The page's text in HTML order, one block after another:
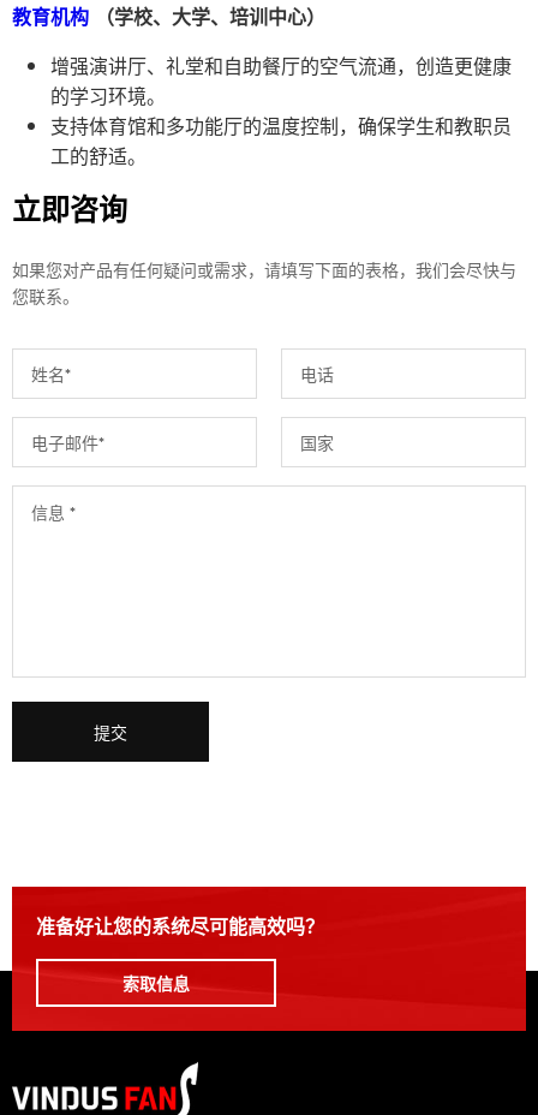
教育机构 （学校、大学、培训中心）
增强演讲厅、礼堂和自助餐厅的空气流通，创造更健康
的学习环境。
支持体育馆和多功能厅的温度控制，确保学生和教职员
工的舒适。
立即咨询
如果您对产品有任何疑问或需求，请填写下面的表格，我们会尽快与
您联系。
提交
准备好让您的系统尽可能高效吗？
索取信息